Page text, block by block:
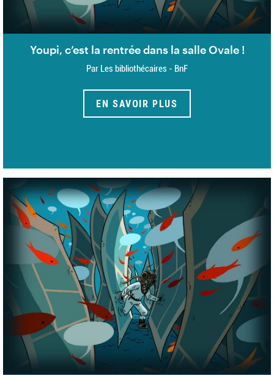
Youpi, c’est la rentrée dans la salle Ovale !
Par Les bibliothécaires - BnF
EN SAVOIR PLUS